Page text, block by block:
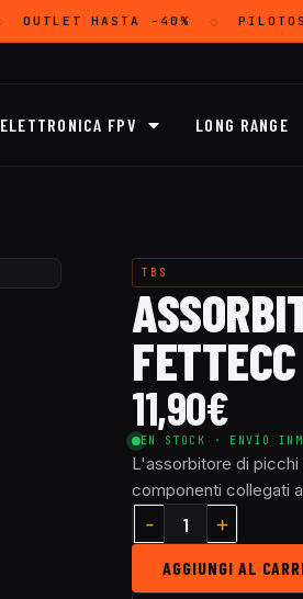
OUTLET HASTA -40%
ELETTRONICA FPV LONG RANGE
TBS
FETTECC
11,90€
EN STOCK · ENVÍO
L'assorbitore di picchi
componenti collegati
AGGIUNGI AL